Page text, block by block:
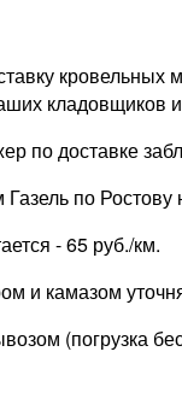
кровельных
кладовщиков
по доставке
по Ростову
- 65 руб./км.
и камазом
(погрузка